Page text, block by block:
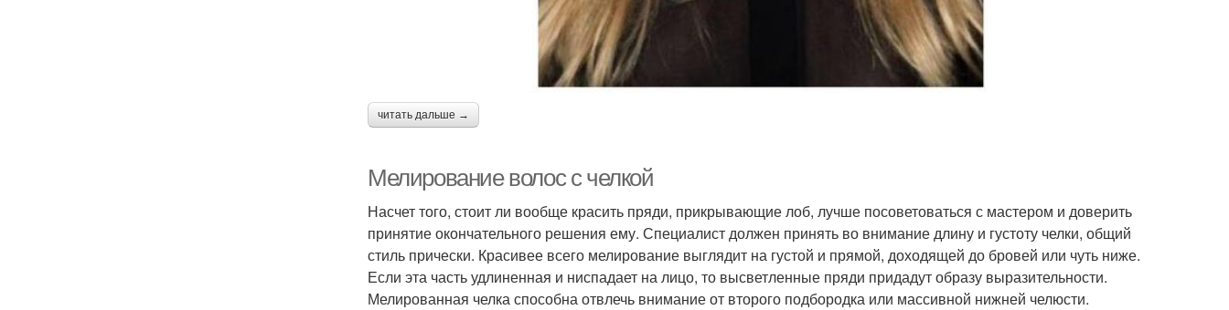
читать дальше →
Мелирование волос с челкой
Насчет того, стоит ли вообще красить пряди, прикрывающие лоб, лучше посоветоваться с мастером и доверить
принятие окончательного решения ему. Специалист должен принять во внимание длину и густоту челки, общий
стиль прически. Красивее всего мелирование выглядит на густой и прямой, доходящей до бровей или чуть ниже.
Если эта часть удлиненная и ниспадает на лицо, то высветленные пряди придадут образу выразительности.
Мелированная челка способна отвлечь внимание от второго подбородка или массивной нижней челюсти.